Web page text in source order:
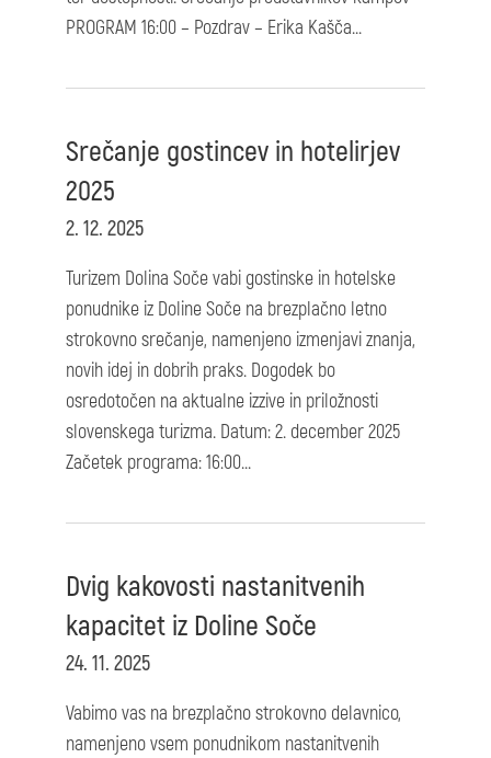
PROGRAM 16:00 – Pozdrav – Erika Kašča...
Srečanje gostincev in hotelirjev
2025
2. 12. 2025
Turizem Dolina Soče vabi gostinske in hotelske
ponudnike iz Doline Soče na brezplačno letno
strokovno srečanje, namenjeno izmenjavi znanja,
novih idej in dobrih praks. Dogodek bo
osredotočen na aktualne izzive in priložnosti
slovenskega turizma. Datum: 2. december 2025
Začetek programa: 16:00...
Dvig kakovosti nastanitvenih
kapacitet iz Doline Soče
24. 11. 2025
Vabimo vas na brezplačno strokovno delavnico,
namenjeno vsem ponudnikom nastanitvenih